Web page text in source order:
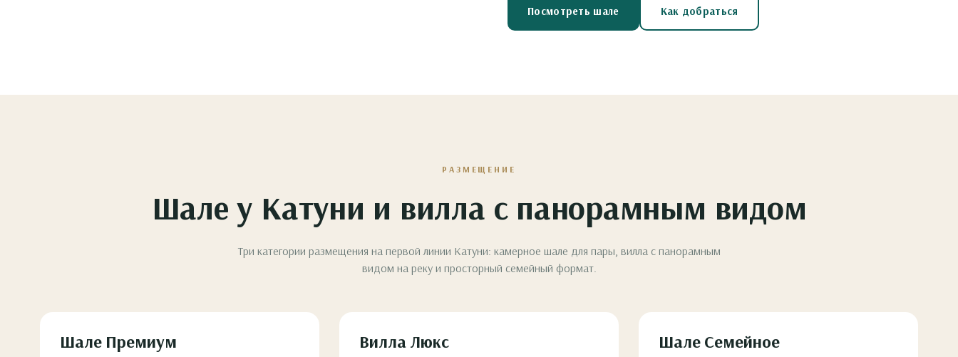
Посмотреть шале Как добраться
РАЗМЕЩЕНИЕ
Шале у Катуни и вилла с панорамным видом
Три категории размещения на первой линии Катуни: камерное шале для пары, вилла с панорамным
видом на реку и просторный семейный формат.
Шале Премиум Вилла Люкс Шале Семейное